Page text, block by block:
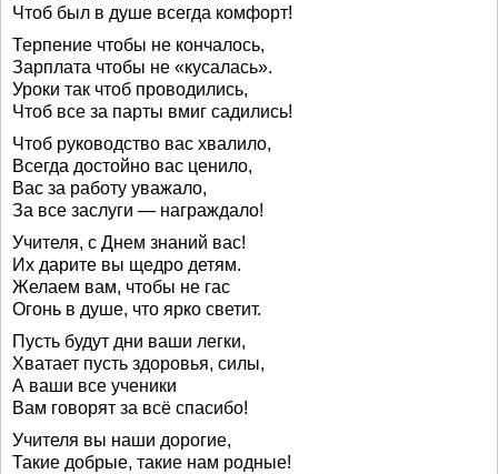
Чтоб был в душе всегда комфорт!
Терпение чтобы не кончалось,
Зарплата чтобы не «кусалась».
Уроки так чтоб проводились,
Чтоб все за парты вмиг садились!
Чтоб руководство вас хвалило,
Всегда достойно вас ценило,
Вас за работу уважало,
За все заслуги — награждало!
Учителя, с Днем знаний вас!
Их дарите вы щедро детям.
Желаем вам, чтобы не гас
Огонь в душе, что ярко светит.
Пусть будут дни ваши легки,
Хватает пусть здоровья, силы,
А ваши все ученики
Вам говорят за всё спасибо!
Учителя вы наши дорогие,
Такие добрые, такие нам родные!